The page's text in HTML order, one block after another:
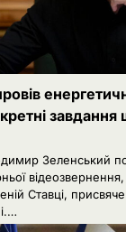
Зеленський
Ставці,